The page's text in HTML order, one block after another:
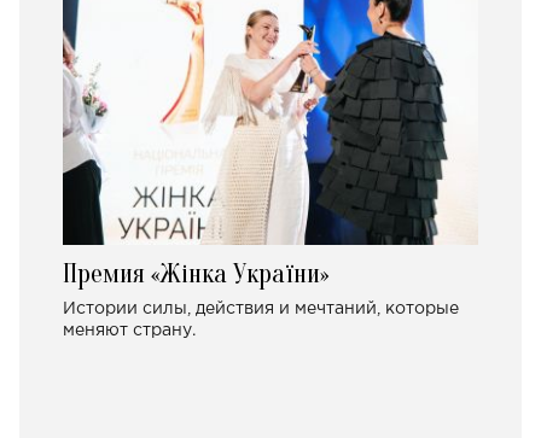
Премия «Жінка України»
Истории силы, действия и мечтаний, которые
меняют страну.